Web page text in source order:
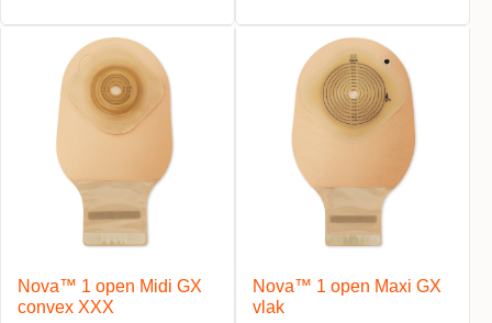
Nova™ 1 open Midi GX
convex XXX
Nova™ 1 open Maxi GX
vlak